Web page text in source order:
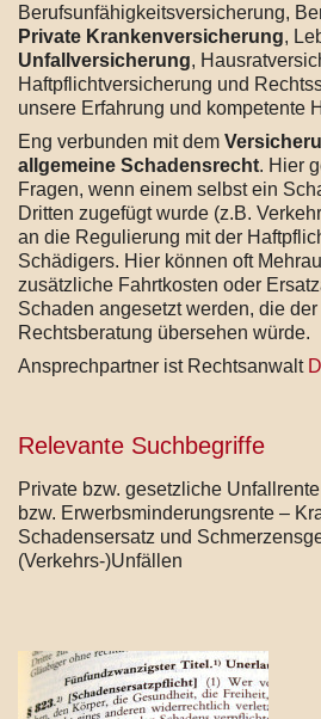
Berufsunfähigkeitsversicherung,
Private Krankenversicherung,
Unfallversicherung,
Haftpflichtversicherung und
unsere Erfahrung und kompetente
Eng verbunden mit dem
allgemeine Schadensrecht. Hier
Fragen, wenn einem selbst ein
Dritten zugefügt wurde (z.B.
an die Regulierung mit der
Schädigers. Hier können oft
zusätzliche Fahrtkosten oder
Schaden angesetzt werden, die
Rechtsberatung übersehen würde.
Ansprechpartner ist Rechtsanwalt
Relevante Suchbegriffe
Private bzw. gesetzliche
bzw. Erwerbsminderungsrente –
Schadensersatz und
(Verkehrs-)Unfällen